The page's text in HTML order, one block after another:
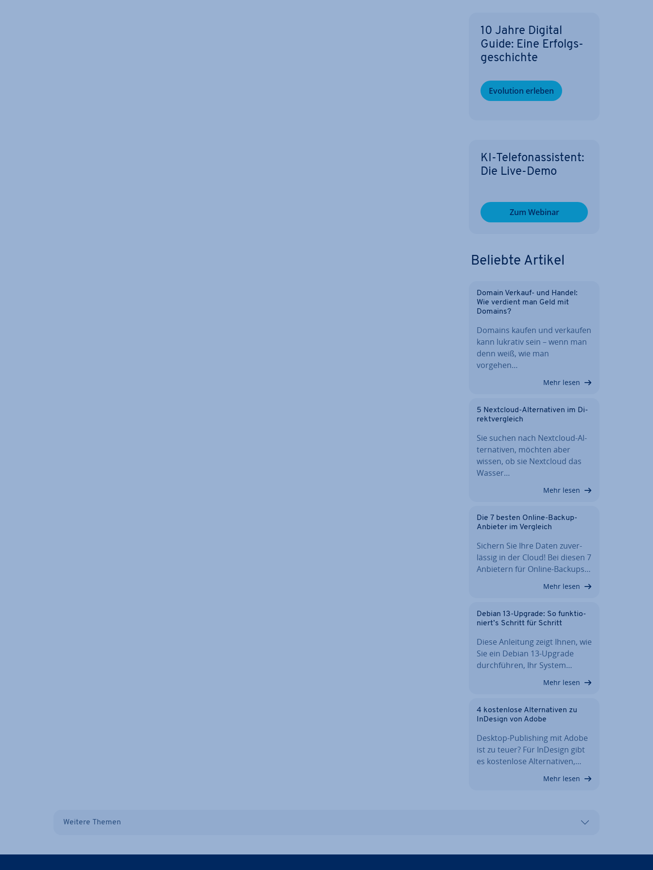
10 Jahre Digital
Guide: Eine Er­folgs­
ge­schich­te
Evolution erleben
KI-Te­le­fon­as­sis­tent:
Die Live-Demo
Zum Webinar
Beliebte Artikel
Domain Verkauf- und Handel:
Wie verdient man Geld mit
Domains?
Domains kaufen und verkaufen
kann lukrativ sein – wenn man
denn weiß, wie man
vorgehen…
Mehr lesen
5 Nextcloud-Al­ter­na­ti­ven im Di­
rekt­ver­gleich
Sie suchen nach Nextcloud-Al­
ter­na­ti­ven, möchten aber
wissen, ob sie Nextcloud das
Wasser…
Mehr lesen
Die 7 besten Online-Backup-
Anbieter im Vergleich
Sichern Sie Ihre Daten zu­ver­
läs­sig in der Cloud! Bei diesen 7
Anbietern für Online-Backups…
Mehr lesen
Debian 13-Upgrade: So funk­tio­
niert’s Schritt für Schritt
Diese Anleitung zeigt Ihnen, wie
Sie ein Debian 13-Upgrade
durch­füh­ren, Ihr System…
Mehr lesen
4 kos­ten­lo­se Al­ter­na­ti­ven zu
InDesign von Adobe
Desktop-Pu­bli­shing mit Adobe
ist zu teuer? Für InDesign gibt
es kos­ten­lo­se Al­ter­na­ti­ven,…
Mehr lesen
Weitere Themen